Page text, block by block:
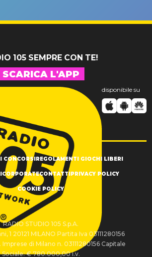
105 SEMPRE CON TE!
SCARICA L'APP
disponibile su
CONCORSIREGOLAMENTI GIOCHI LIBERI
CORPORATECONTATTIPRIVACY POLICY
COOKIE POLICY
RADIO STUDIO 105 S.p.A.
1 20121 MILANO Partita Iva 03111280156
di Milano n. 03111280156 Capitale
Sociale: € 780.000,00 i.v.